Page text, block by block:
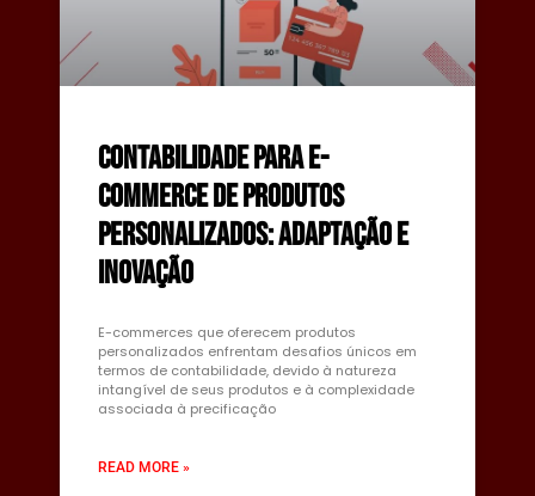
Contabilidade para E-
commerce de Produtos
Personalizados: Adaptação e
Inovação
E-commerces que oferecem produtos
personalizados enfrentam desafios únicos em
termos de contabilidade, devido à natureza
intangível de seus produtos e à complexidade
associada à precificação
READ MORE »